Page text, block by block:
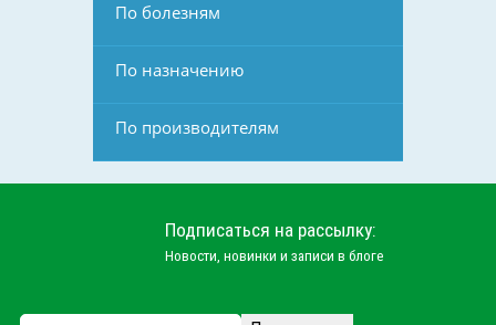
По болезням
По назначению
По производителям
Подписаться на рассылку:
Новости, новинки и записи в блоге